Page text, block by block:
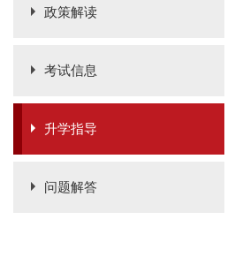
政策解读
考试信息
升学指导
问题解答